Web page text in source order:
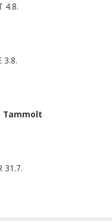
4.8.
3.8.
Tammolt
31.7.